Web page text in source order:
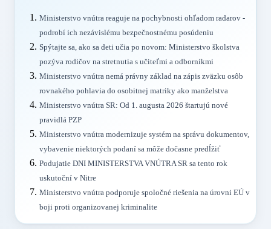
Ministerstvo vnútra reaguje na pochybnosti ohľadom radarov -
podrobí ich nezávislému bezpečnostnému posúdeniu
Spýtajte sa, ako sa deti učia po novom: Ministerstvo školstva
pozýva rodičov na stretnutia s učiteľmi a odborníkmi
Ministerstvo vnútra nemá právny základ na zápis zväzku osôb
rovnakého pohlavia do osobitnej matriky ako manželstva
Ministerstvo vnútra SR: Od 1. augusta 2026 štartujú nové
pravidlá PZP
Ministerstvo vnútra modernizuje systém na správu dokumentov,
vybavenie niektorých podaní sa môže dočasne predĺžiť
Podujatie DNI MINISTERSTVA VNÚTRA SR sa tento rok
uskutoční v Nitre
Ministerstvo vnútra podporuje spoločné riešenia na úrovni EÚ v
boji proti organizovanej kriminalite